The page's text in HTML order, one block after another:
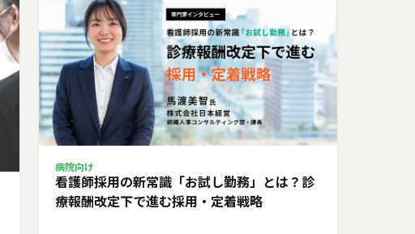
病院向け
看護師採用の新常識「お試し勤務」とは？診
療報酬改定下で進む採用・定着戦略